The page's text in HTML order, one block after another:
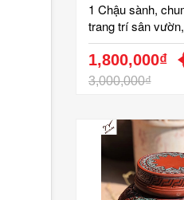
1 Chậu sành,
trang trí sân
đường kính 40
trồng sen đẹp,
gốm sứ bát tràng
1,800,000₫
3,000,000₫